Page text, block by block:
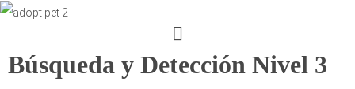
Búsqueda y Detección Nivel 3